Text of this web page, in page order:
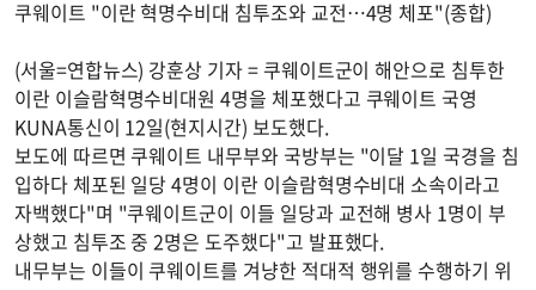
쿠웨이트 "이란 혁명수비대 침투조와 교전…4명 체포"(종합)
(서울=연합뉴스) 강훈상 기자 = 쿠웨이트군이 해안으로 침투한
이란 이슬람혁명수비대원 4명을 체포했다고 쿠웨이트 국영
KUNA통신이 12일(현지시간) 보도했다.
보도에 따르면 쿠웨이트 내무부와 국방부는 "이달 1일 국경을 침
입하다 체포된 일당 4명이 이란 이슬람혁명수비대 소속이라고
자백했다"며 "쿠웨이트군이 이들 일당과 교전해 병사 1명이 부
상했고 침투조 중 2명은 도주했다"고 발표했다.
내무부는 이들이 쿠웨이트를 겨냥한 적대적 행위를 수행하기 위